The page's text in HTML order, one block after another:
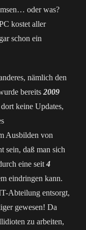
oder was?
kostet aller
schon ein
nämlich den
bereits 2009
keine Updates,
Ausbilden von
sein, daß man sich
eine seit 4
eindringen kann.
Abteilung entsorgt,
gewesen! Da
zu arbeiten,